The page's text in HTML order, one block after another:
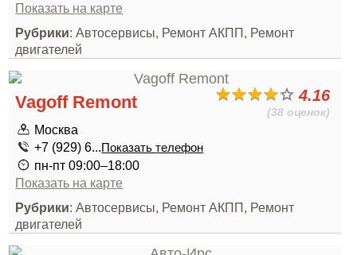
Показать на карте
Рубрики: Автосервисы, Ремонт АКПП, Ремонт
двигателей
4.16
(38 оценок)
Vagoff Remont
Москва
+7 (929) 6...Показать телефон
пн-пт 09:00–18:00
Показать на карте
Рубрики: Автосервисы, Ремонт АКПП, Ремонт
двигателей